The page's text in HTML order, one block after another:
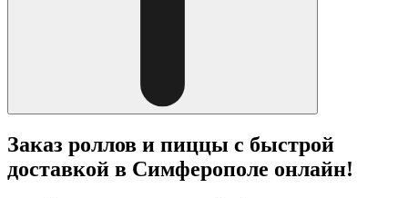
Заказ роллов и пиццы с быстрой
доставкой в Симферополе онлайн!